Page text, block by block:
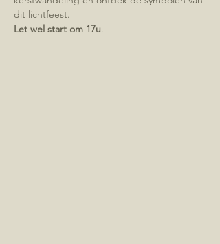
dit lichtfeest.
Let wel start om 17u.